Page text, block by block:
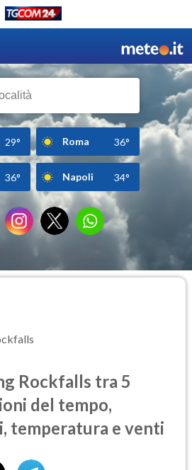
29° Roma 36°
36° Napoli 34°
Rockfalls tra 5
del tempo,
temperatura e venti